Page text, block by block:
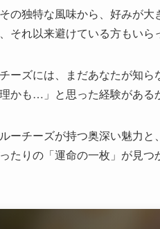
の独特な風味から、好みが
それ以来避けている方もい
ーズには、まだあなたが知
かも…」と思った経験がある
ーチーズが持つ奥深い魅力
たりの「運命の一枚」が見つ